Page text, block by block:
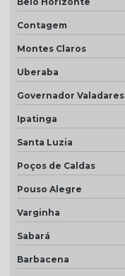
Telha piso branco
Telha piso esmaltada
Telha plan cerâmica
Telha plan colonial
Telha plan por m2
Telha plan natural
Telha plan resinada
Telha plan resinada preço
Telha plan valor do metro
Contagem
Montes Claros
Uberaba
Governador Valadares
Ipatinga
Santa Luzia
Poços de Caldas
Pouso Alegre
Varginha
Sabará
Barbacena